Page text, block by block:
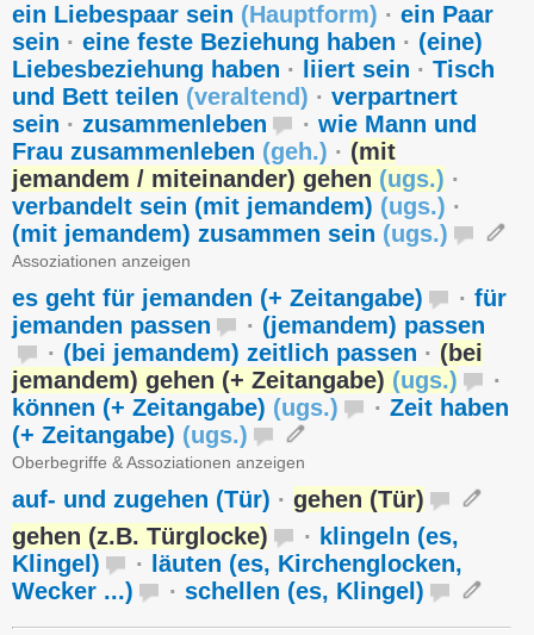
ein Liebespaar sein (Hauptform) · ein Paar
sein · eine feste Beziehung haben · (eine)
Liebesbeziehung haben · liiert sein · Tisch
und Bett teilen (veraltend) · verpartnert
sein · zusammenleben · wie Mann und
Frau zusammenleben (geh.) · (mit
jemandem / miteinander) gehen (ugs.) ·
verbandelt sein (mit jemandem) (ugs.) ·
(mit jemandem) zusammen sein (ugs.)
Assoziationen anzeigen
es geht für jemanden (+ Zeitangabe) · für
jemanden passen
· (jemandem) passen
· (bei jemandem) zeitlich passen · (bei
jemandem) gehen (+ Zeitangabe) (ugs.)
·
können (+ Zeitangabe) (ugs.) · Zeit haben
(+ Zeitangabe) (ugs.)
Oberbegriffe & Assoziationen anzeigen
auf- und zugehen (Tür) · gehen (Tür)
gehen (z.B. Türglocke)
· klingeln (es,
Klingel)
·
läuten (es, Kirchenglocken,
Wecker ...)
· schellen (es, Klingel)